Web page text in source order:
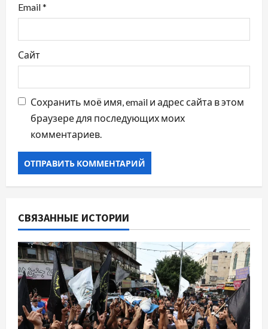
Email*
Сайт
Сохранить моё имя, email и адрес сайта в этом
браузере для последующих моих
комментариев.
СВЯЗАННЫЕ ИСТОРИИ